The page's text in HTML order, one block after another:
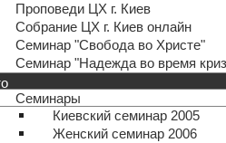
Проповеди ЦХ г. Киев
Собрание ЦХ г. Киев онлайн
Семинар "Свобода во Христе"
Семинар "Надежда во время
Семинары
Киевский семинар 2005
Женский семинар 2006